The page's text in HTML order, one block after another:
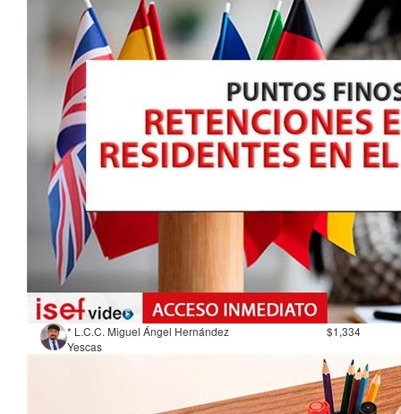
* L.C.C. Miguel Ángel Hernández
Yescas
$1,334